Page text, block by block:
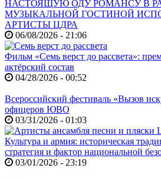
НАСТОЯЩУЮ ОДУ РОМАНСУ В
МУЗЫКАЛЬНОЙ ГОСТИНОЙ
АРТИСТЫ ЦДРА
06/08/2026 - 21:06
Фильм «Семь верст до рассвета»:
актёрский состав
04/28/2026 - 00:52
Всероссийский фестиваль «Вызов
офицеров ЮВО
03/31/2026 - 01:03
Культура и армия: историческая
стратегия и фактор национальной
03/01/2026 - 23:19